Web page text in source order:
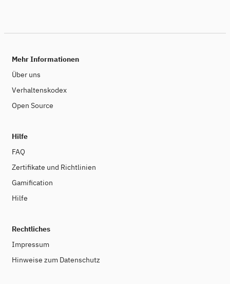
Mehr Informationen
Über uns
Verhaltenskodex
Open Source
Hilfe
FAQ
Zertifikate und Richtlinien
Gamification
Hilfe
Rechtliches
Impressum
Hinweise zum Datenschutz